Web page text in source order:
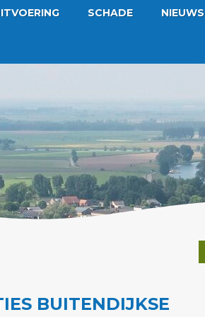
SCHADE NIEUWS
BUITENDIJKSE